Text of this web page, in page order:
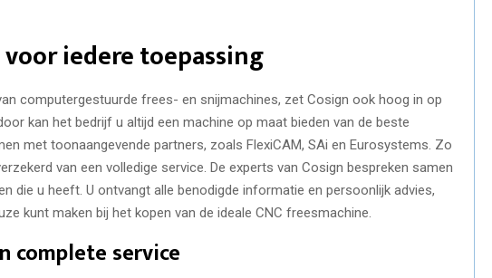
iedere toepassing
computergestuurde frees- en snijmachines, zet Cosign ook hoog in op
kan het bedrijf u altijd een machine op maat bieden van de beste
met toonaangevende partners, zoals FlexiCAM, SAi en Eurosystems. Zo
van een volledige service. De experts van Cosign bespreken samen
die u heeft. U ontvangt alle benodigde informatie en persoonlijk advies,
kunt maken bij het kopen van de ideale CNC freesmachine.
complete service